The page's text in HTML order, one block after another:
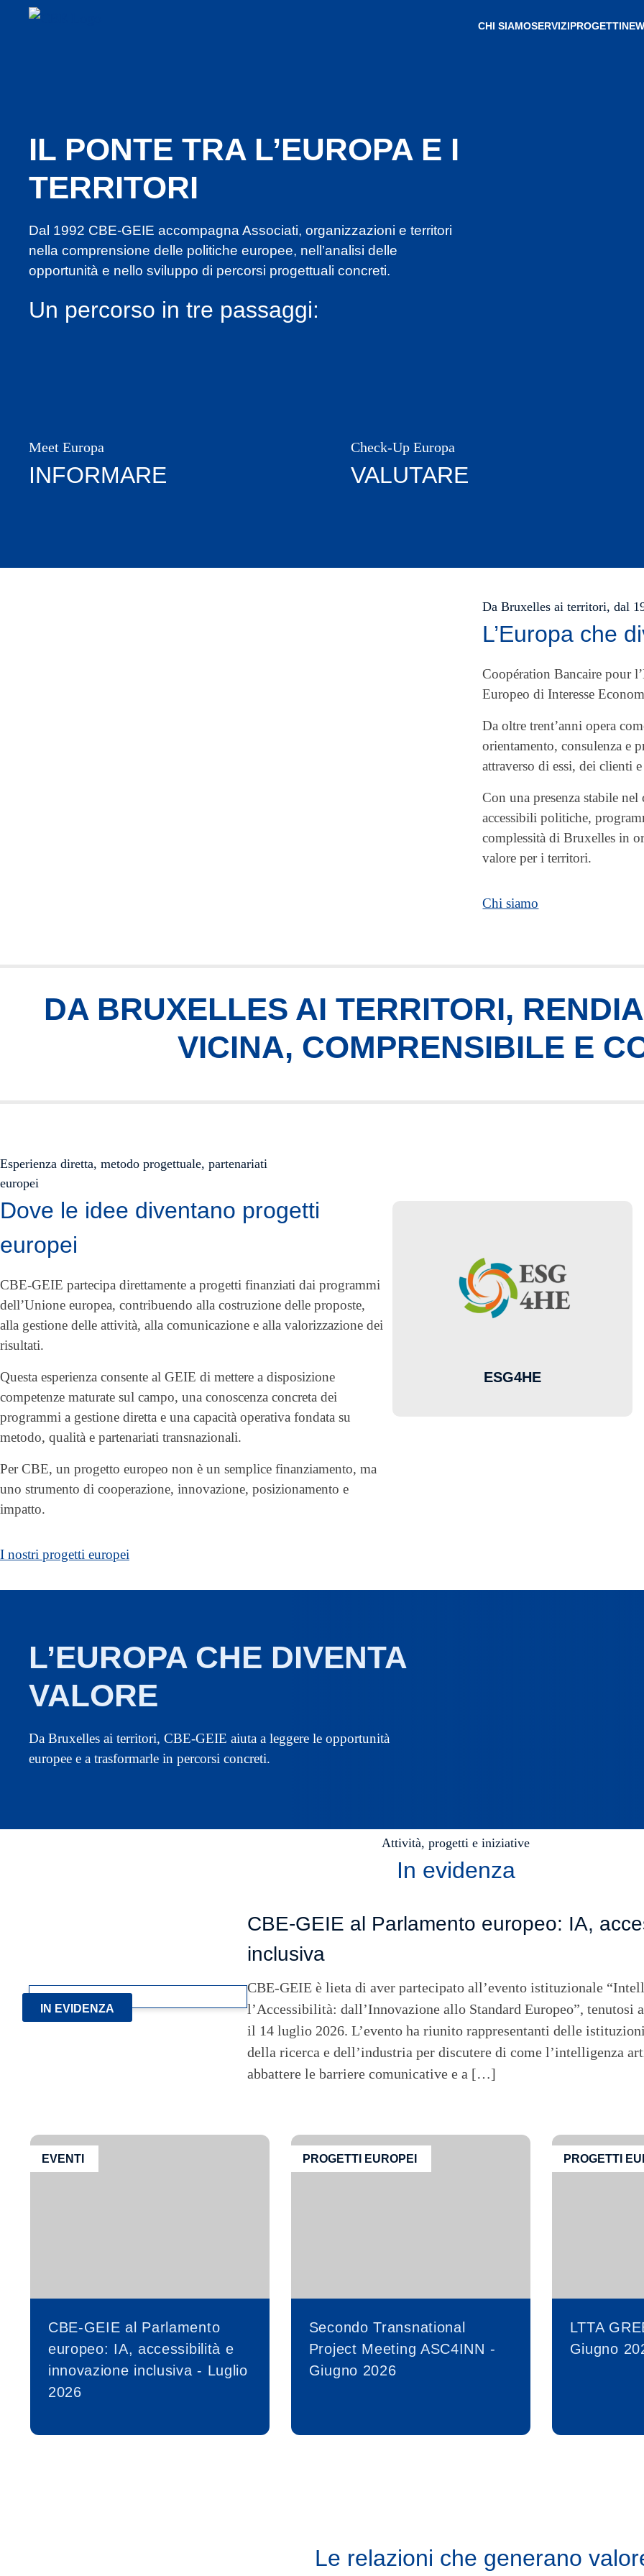
CHI SIAMOSERVIZIPROGETTI
IL PONTE TRA L’EUROPA E I
TERRITORI
Dal 1992 CBE-GEIE accompagna Associati, organizzazioni e territori
nella comprensione delle politiche europee, nell’analisi delle
opportunità e nello sviluppo di percorsi progettuali concreti.
Un percorso in tre passaggi:
Meet Europa
INFORMARE
Check-Up Europa
VALUTARE
Da Bruxelles ai territori, dal
L’Europa che
Coopération Bancaire pour
Europeo di Interesse
Da oltre trent’anni opera
orientamento, consulenza e
attraverso di essi, dei clienti
Con una presenza stabile
accessibili politiche,
complessità di Bruxelles in
valore per i territori.
Chi siamo
DA BRUXELLES AI TERRITORI,
VICINA, COMPRENSIBILE E
Esperienza diretta, metodo progettuale, partenariati
europei
Dove le idee diventano progetti
europei
CBE-GEIE partecipa direttamente a progetti finanziati dai programmi
dell’Unione europea, contribuendo alla costruzione delle proposte,
alla gestione delle attività, alla comunicazione e alla valorizzazione dei
risultati.
Questa esperienza consente al GEIE di mettere a disposizione
competenze maturate sul campo, una conoscenza concreta dei
programmi a gestione diretta e una capacità operativa fondata su
metodo, qualità e partenariati transnazionali.
Per CBE, un progetto europeo non è un semplice finanziamento, ma
uno strumento di cooperazione, innovazione, posizionamento e
impatto.
I nostri progetti europei
ESG4HE
L’EUROPA CHE DIVENTA
VALORE
Da Bruxelles ai territori, CBE-GEIE aiuta a leggere le opportunità
europee e a trasformarle in percorsi concreti.
Attività, progetti e iniziative
In evidenza
IN EVIDENZA
CBE-GEIE al Parlamento europeo: IA,
inclusiva
CBE-GEIE è lieta di aver partecipato all’evento istituzionale
l’Accessibilità: dall’Innovazione allo Standard Europeo”, tenutosi
il 14 luglio 2026. L’evento ha riunito rappresentanti delle
della ricerca e dell’industria per discutere di come l’intelligenza
abbattere le barriere comunicative e a […]
EVENTI
CBE-GEIE al Parlamento
europeo: IA, accessibilità e
innovazione inclusiva - Luglio
2026
PROGETTI EUROPEI
Secondo Transnational
Project Meeting ASC4INN -
Giugno 2026
PROGETTI
LTTA
Giugno
Le relazioni che generano